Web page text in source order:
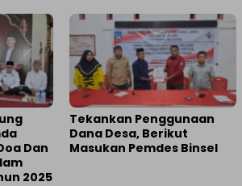
Dan
2025
Tekankan Penggunaan
Dana Desa, Berikut
Masukan Pemdes Binsel